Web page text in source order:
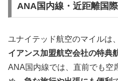
ANA国内線・近距離国
ユナイテッド航空のマイルは、
イアンス加盟航空会社の特典
ANA国内線では、直前でも空